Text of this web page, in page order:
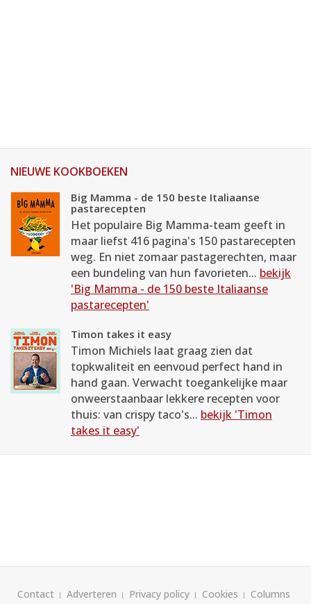
NIEUWE KOOKBOEKEN
Big Mamma - de 150 beste Italiaanse
pastarecepten
Het populaire Big Mamma-team geeft in
maar liefst 416 pagina's 150 pastarecepten
weg. En niet zomaar pastagerechten, maar
een bundeling van hun favorieten... bekijk
'Big Mamma - de 150 beste Italiaanse
pastarecepten'
Timon takes it easy
Timon Michiels laat graag zien dat
topkwaliteit en eenvoud perfect hand in
hand gaan. Verwacht toegankelijke maar
onweerstaanbaar lekkere recepten voor
thuis: van crispy taco's... bekijk 'Timon
takes it easy'
Contact Adverteren Privacy policy Cookies
Columns